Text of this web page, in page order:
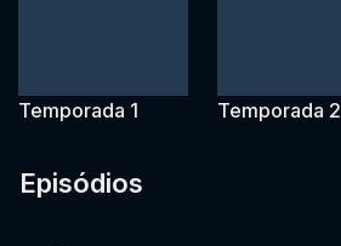
Temporada 1 Temporada 2
Episódios